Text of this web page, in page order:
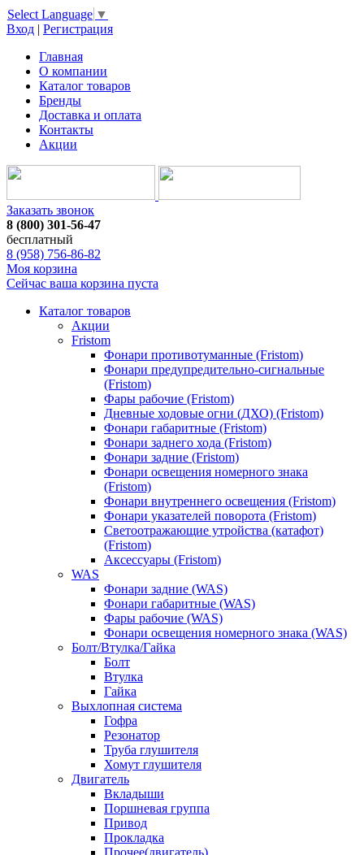
Select Language ▼
Вход | Регистрация
Главная
О компании
Каталог товаров
Бренды
Доставка и оплата
Контакты
Акции
Заказать звонок
8 (800) 301-56-47
бесплатный
8 (958) 756-86-82
Моя корзина
Сейчас ваша корзина пуста
Каталог товаров
Акции
Fristom
Фонари противотуманные (Fristom)
Фонари предупредительно-сигнальные
(Fristom)
Фары рабочие (Fristom)
Дневные ходовые огни (ДХО) (Fristom)
Фонари габаритные (Fristom)
Фонари заднего хода (Fristom)
Фонари задние (Fristom)
Фонари освещения номерного знака
(Fristom)
Фонари внутреннего освещения (Fristom)
Фонари указателей поворота (Fristom)
Светоотражающие утройства (катафот)
(Fristom)
Аксессуары (Fristom)
WAS
Фонари задние (WAS)
Фонари габаритные (WAS)
Фары рабочие (WAS)
Фонари освещения номерного знака (WAS)
Болт/Втулка/Гайка
Болт
Втулка
Гайка
Выхлопная система
Гофра
Резонатор
Труба глушителя
Хомут глушителя
Двигатель
Вкладыши
Поршневая группа
Привод
Прокладка